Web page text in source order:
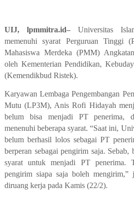
UIJ, lpmmitra.id–Universitas
memenuhi syarat Perguruan Tinggi
Mahasiswa Merdeka (PMM)
oleh Kementerian Pendidikan,
(Kemendikbud Ristek).
Karyawan Lembaga Pengembangan
Mutu (LP3M), Anis Rofi Hidayah
belum bisa menjadi PT penerima,
menenuhi beberapa syarat. “Saat ini,
belum berhasil lolos sebagai PT
berperan sebagai pengirim saja. Sebab,
syarat untuk menjadi PT penerima.
pengirim siapa saja boleh mengirim,”
diruang kerja pada Kamis (22/2).